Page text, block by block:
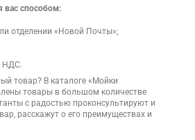
вас способом:
отделении «Новой Почты»;
НДС.
товар? В каталоге «Мойки
товары в большом количестве
с радостью проконсультируют и
расскажут о его преимуществах и